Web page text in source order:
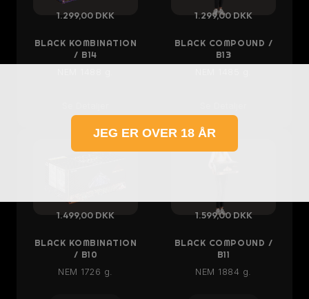
1.299,00 DKK
BLACK KOMBINATION
/ B14
1.299,00 DKK
BLACK COMPOUND /
B13
1.499,00 DKK
BLACK KOMBINATION
/ B10
NEM 1726 g.
1.599,00 DKK
BLACK COMPOUND /
B11
NEM 1884 g.
JEG ER OVER 18 ÅR